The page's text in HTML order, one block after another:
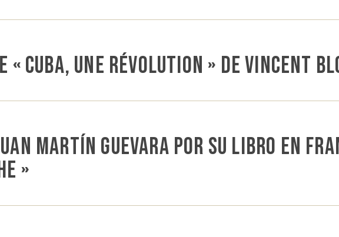
Cuba, une révolution » de Vincent
Martín Guevara por su libro en
»